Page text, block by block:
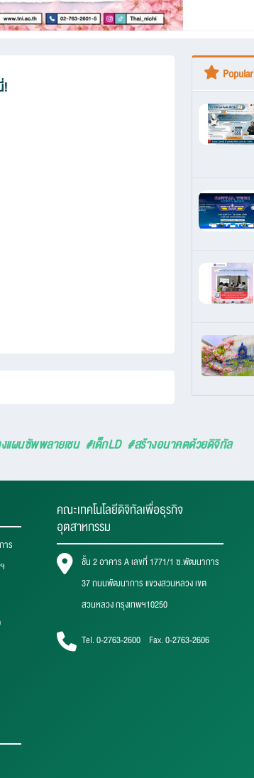
!
Popular
แผนซัพพลายเชน #เด็กLD #สร้างอนาคตด้วยดิจิทัล
ร
คณะเทคโนโลยีดิจิทัลเพื่อธุรกิจ
อุตสาหกรรม
ชั้น 2 อาคาร A เลขที่ 1771/1 ซ.พัฒนาการ
37 ถนนพัฒนาการ แขวงสวนหลวง เขต
สวนหลวง กรุงเทพฯ10250
Tel. 0-2763-2600 Fax. 0-2763-2606